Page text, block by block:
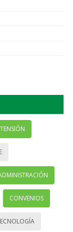
CONVENIOS